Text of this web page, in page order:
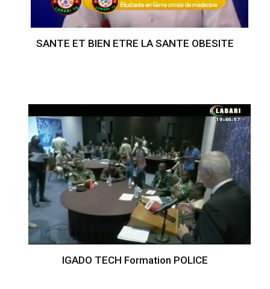
SANTE ET BIEN ETRE LA SANTE OBESITE
IGADO TECH Formation POLICE